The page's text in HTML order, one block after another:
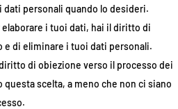
dati personali quando lo desideri.
elaborare i tuoi dati, hai il diritto di
e di eliminare i tuoi dati personali.
di obiezione verso il processo dei
scelta, a meno che non ci siano